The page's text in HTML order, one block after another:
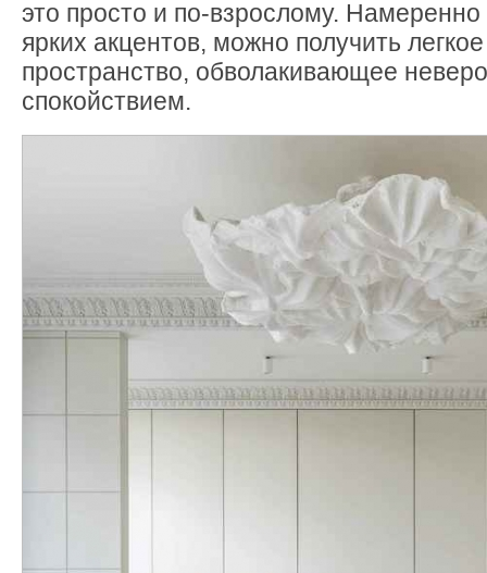
это просто и по-взрослому. Намеренно
ярких акцентов, можно получить
пространство, обволакивающее
спокойствием.